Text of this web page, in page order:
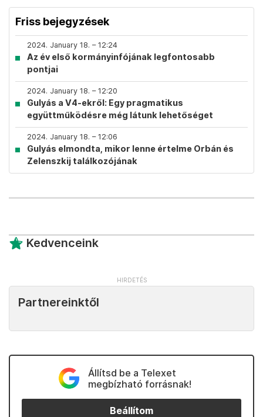
Friss bejegyzések
2024. January 18. – 12:24
Az év első kormányinfójának legfontosabb
pontjai
2024. January 18. – 12:20
Gulyás a V4-ekről: Egy pragmatikus
együttműködésre még látunk lehetőséget
2024. January 18. – 12:06
Gulyás elmondta, mikor lenne értelme Orbán és
Zelenszkij találkozójának
Kedvenceink
Partnereinktől
Állítsd be a Telexet
megbízható forrásnak!
Beállítom